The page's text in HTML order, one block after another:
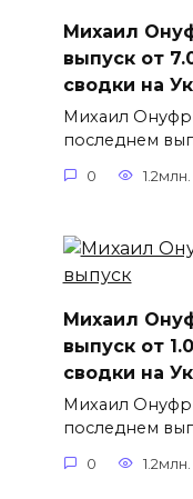
Михаил
выпуск от
сводки на
Михаил
последнем
0 1.2млн.
Михаил
выпуск от
сводки на
Михаил
последнем
0 1.2млн.